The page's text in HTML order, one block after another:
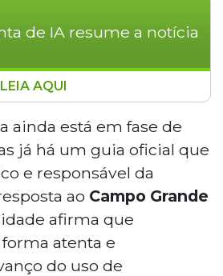
de IA resume a notícia
regras para o
artificial por alunos e
criou um guia de uso
de IA, enquanto a
uma política que exige
sanções disciplinares
e inclui, a partir de
obrigatória sobre o tema
LEIA AQUI
ainda está em fase de
já há um guia oficial que
e responsável da
ao Campo Grande
afirma que
atenta e
do uso de